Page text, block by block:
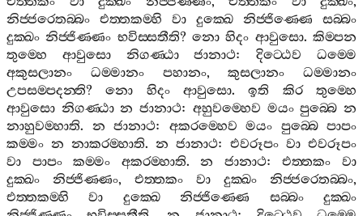
නිජ‍්ජරෙතබ‍්බං
එත‍්තකම‍්හි වා දුක‍්ඛෙ නිජ‍්ජිණ‍්ණෙ
සබ‍්බං
දුක‍්ඛං නිජ‍්ජිණ‍්ණං භවිස‍්සතීති?නො හිදං ආවුසො.කිම‍්පන
තුම‍්හෙ
ආවුසො නිගණ‍්ඨා ජානාථ:දිට‍්ඨෙව
ධම‍්මෙ
අකුසලානං
ධම‍්මානං පහානං,කුසලානං
ධම‍්මානං
උපසම‍්පදන‍්ති?නො හිදං ආවුසො.ඉති කිර
තුම‍්හෙ
ආවුසො නිගණ‍්ඨා න ජානාථ: අහුවම‍්හෙව මයං පුබ‍්බෙ න
නාහුවම‍්හාති. න ජානාථ: අකරම‍්හෙව මයං පුබ‍්බෙ පාපං
කම‍්මං න නාකරම‍්හාති. න ජානාථ: එවරූපං වා එවරූපං
වා
පාපං කම‍්මං අකරම‍්හාති.න ජානාථ:එත‍්තකං
වා
දුක‍්ඛං
නිජ‍්ජිණ‍්ණං, එත‍්තකං වා දුක‍්ඛං නිජ‍්ජරෙතබ‍්බං,
එත‍්තකම‍්හි
වා දුක‍්ඛෙ නිජ‍්ජිණ‍්ණෙ සබ‍්බං
දුක‍්ඛං